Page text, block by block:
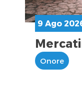
9 Ago
Onore